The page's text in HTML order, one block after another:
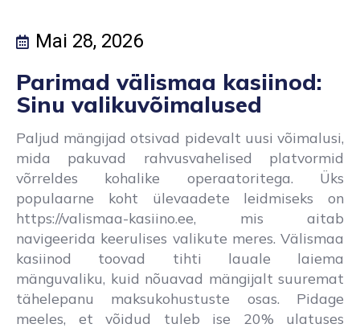
Mai 28, 2026
Parimad välismaa kasiinod:
Sinu valikuvõimalused
Paljud mängijad otsivad pidevalt uusi võimalusi,
mida pakuvad rahvusvahelised platvormid
võrreldes kohalike operaatoritega. Üks
populaarne koht ülevaadete leidmiseks on
https://valismaa-kasiino.ee, mis aitab
navigeerida keerulises valikute meres. Välismaa
kasiinod toovad tihti lauale laiema
mänguvaliku, kuid nõuavad mängijalt suuremat
tähelepanu maksukohustuste osas. Pidage
meeles, et võidud tuleb ise 20% ulatuses